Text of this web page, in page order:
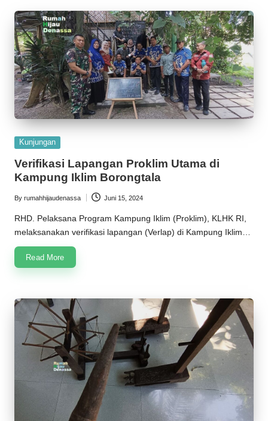
Posted
Kunjungan
Verifikasi Lapangan Proklim Utama di
Kampung Iklim Borongtala
Posted
by
By rumahhijaudenassa Juni 15, 2024
RHD. Pelaksana Program Kampung Iklim (Proklim), KLHK RI,
melaksanakan verifikasi lapangan (Verlap) di Kampung Iklim…
Read More